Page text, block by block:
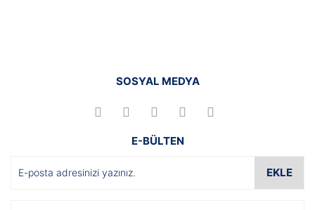
SOSYAL MEDYA
E-BÜLTEN
EKLE